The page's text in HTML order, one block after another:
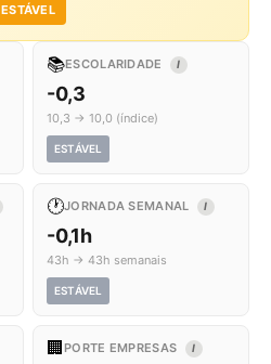
ESTÁVEL
📚ESCOLARIDADE I
-0,3
10,3 → 10,0 (índice)
ESTÁVEL
🕐JORNADA SEMANAL I
-0,1h
43h → 43h semanais
ESTÁVEL
🏢 PORTE EMPRESAS I